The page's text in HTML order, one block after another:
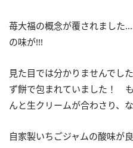
苺大福の概念が覆されまし
の味が!!!
見た目では分かりませんでし
ず餅で包まれていました！
んと生クリームが合わさり、
自家製いちごジャムの酸味が